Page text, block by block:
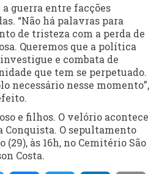
guerra entre facções
“Não há palavras para
de tristeza com a perda de
Queremos que a política
e combata de
que tem se perpetuado.
necessário nesse momento”,
e filhos. O velório acontece
Conquista. O sepultamento
(29), às 16h, no Cemitério São
Costa.